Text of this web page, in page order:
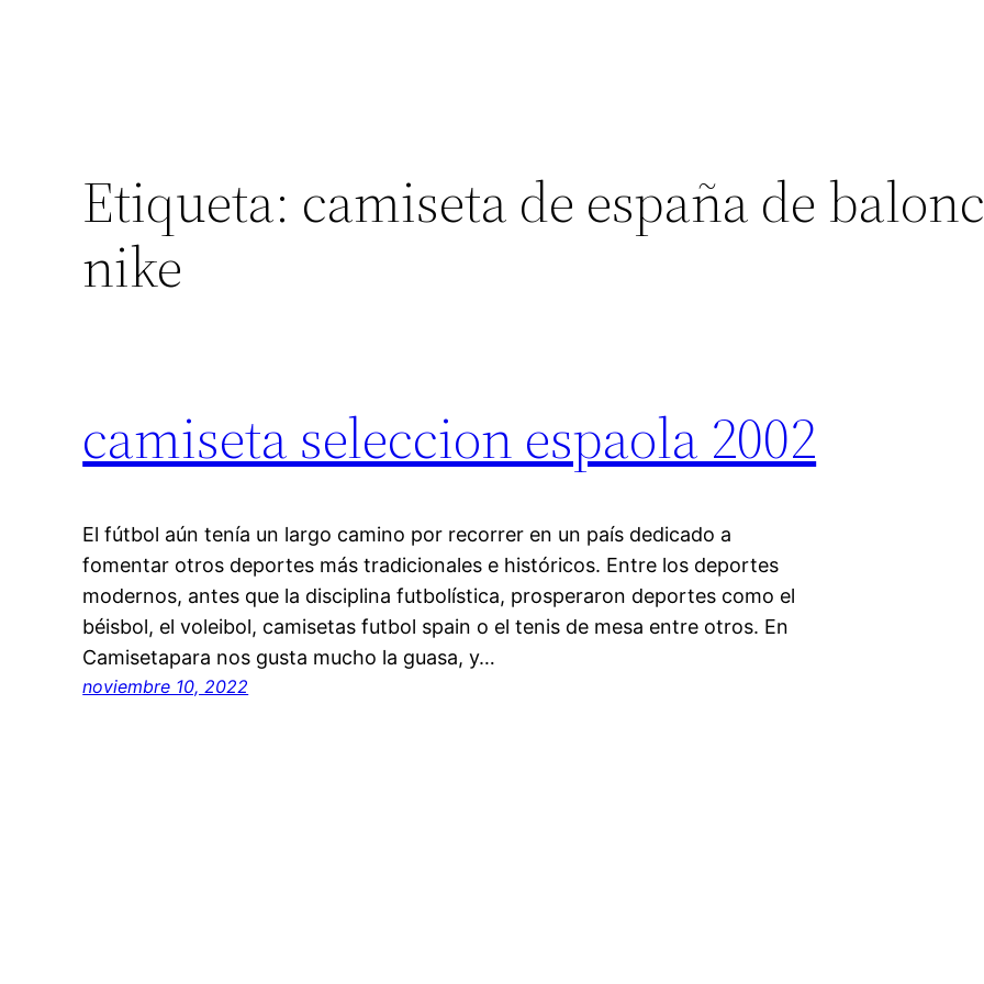
Etiqueta: camiseta de españa de
nike
camiseta seleccion espaola 2002
El fútbol aún tenía un largo camino por recorrer en un país dedicado a
fomentar otros deportes más tradicionales e históricos. Entre los deportes
modernos, antes que la disciplina futbolística, prosperaron deportes como el
béisbol, el voleibol, camisetas futbol spain o el tenis de mesa entre otros. En
Camisetapara nos gusta mucho la guasa, y…
noviembre 10, 2022